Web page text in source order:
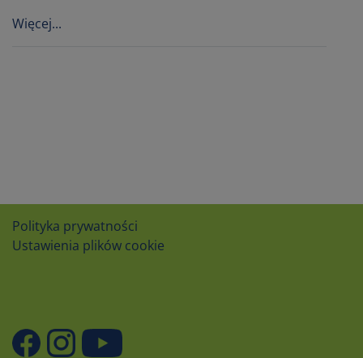
Więcej...
Polityka prywatności
Ustawienia plików cookie